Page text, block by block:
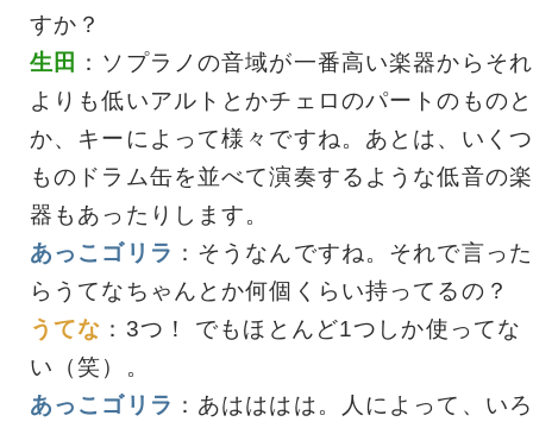
すか？
生田
：ソプラノの音域が一番高い楽器からそれ
よりも低いアルトとかチェロのパートのものと
か、キーによって様々ですね。あとは、いくつ
ものドラム缶を並べて演奏するような低音の楽
器もあったりします。
あっこゴリラ ：そうなんですね。それで言った
らうてなちゃんとか何個くらい持ってるの？
うてな ：3つ！ でもほとんど1つしか使ってな
い（笑）。
あっこゴリラ ：あはははは。人によって、いろ